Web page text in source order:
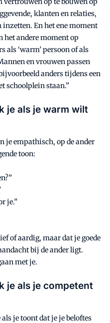
klanten en relaties,
En het ene moment
het andere moment op
als ‘warm’ persoon of als
en vrouwen passen
anders tijdens een
schoolplein staan.”
je als je warm wilt
je empathisch, op de ander
toon:
je.”
of aardig, maar dat je goede
bij de ander ligt.
met je.
je als je competent
je toont dat je je beloftes